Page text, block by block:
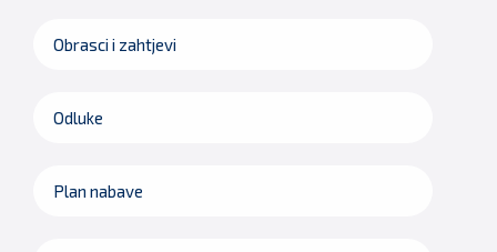
Obrasci i zahtjevi
Odluke
Plan nabave